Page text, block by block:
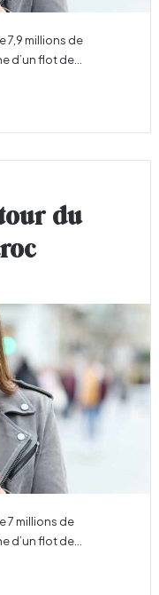
7,9 millions de
d’un flot de…
du
7 millions de
d’un flot de…